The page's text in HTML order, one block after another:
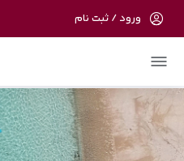
ورود / ثبت نام
در حال حاضر
لطفا دقایقی بعد